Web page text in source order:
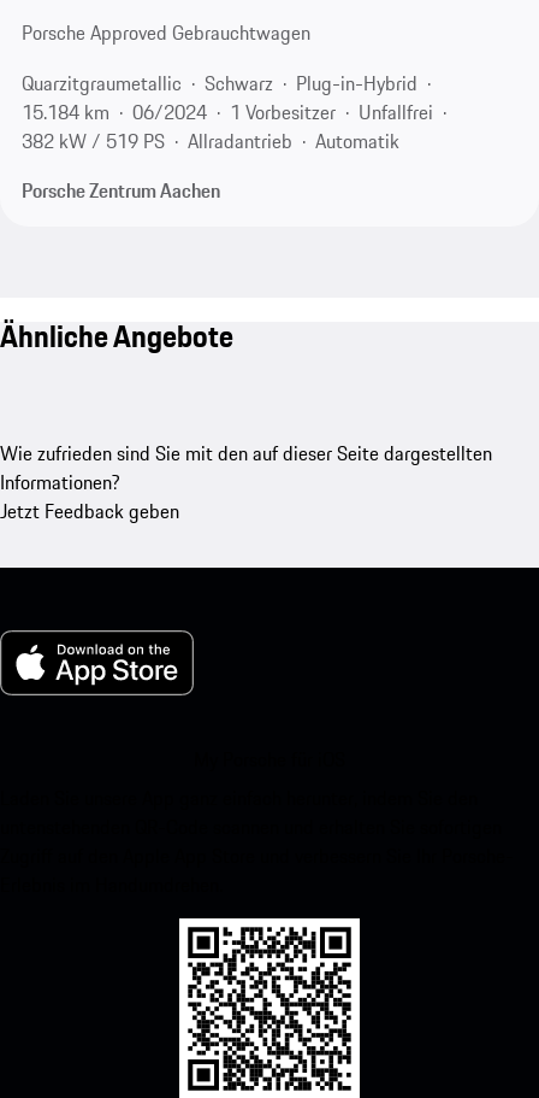
Porsche Approved Gebrauchtwagen
Quarzitgraumetallic
Schwarz
Plug-in-Hybrid
15.184 km
06/2024 1 Vorbesitzer
Unfallfrei
382 kW / 519 PS
Allradantrieb
Automatik
Porsche Zentrum Aachen
Ähnliche Angebote
Wie zufrieden sind Sie mit den auf dieser Seite dargestellten
Informationen?
Jetzt Feedback geben